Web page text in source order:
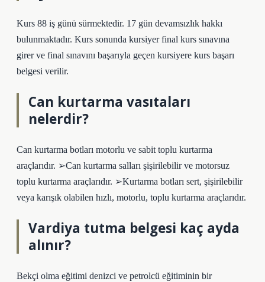
Kurs 88 iş günü sürmektedir. 17 gün devamsızlık hakkı
bulunmaktadır. Kurs sonunda kursiyer final kurs sınavına
girer ve final sınavını başarıyla geçen kursiyere kurs başarı
belgesi verilir.
Can kurtarma vasıtaları
nelerdir?
Can kurtarma botları motorlu ve sabit toplu kurtarma
araçlarıdır. ➢Can kurtarma salları şişirilebilir ve motorsuz
toplu kurtarma araçlarıdır. ➢Kurtarma botları sert, şişirilebilir
veya karışık olabilen hızlı, motorlu, toplu kurtarma araçlarıdır.
Vardiya tutma belgesi kaç ayda
alınır?
Bekçi olma eğitimi denizci ve petrolcü eğitiminin bir